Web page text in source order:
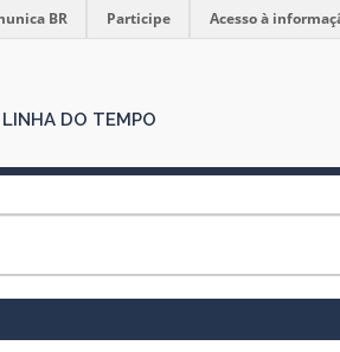
BR Participe Acesso à
LINHA DO TEMPO